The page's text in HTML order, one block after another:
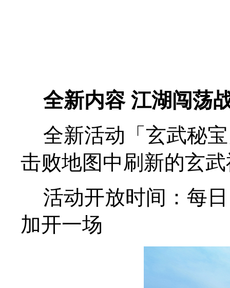
全新内容 江湖闯荡
全新活动「玄武秘宝
击败地图中刷新的玄
活动开放时间：每日
加开一场